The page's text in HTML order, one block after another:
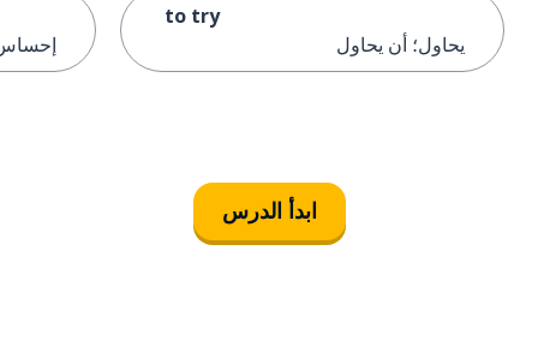
to try
يحاول؛ أن يحاول
ابدأ الدرس